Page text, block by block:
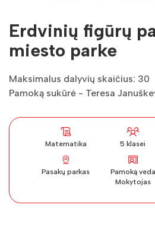
Erdvinių figūrų
miesto parke
Maksimalus dalyvių skaičius: 30
Pamoką sukūrė - Teresa
Matematika 5 klasei
Pasakų parkas
Pamoką veda
Mokytojas